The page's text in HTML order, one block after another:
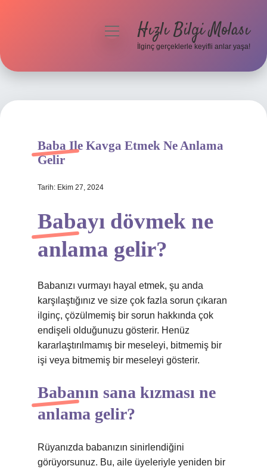
Hakkımızda
menüyüHızlı Bilgi Molası
İlginç gerçeklerle keyifli anlar yaşa!
Baba Ile Kavga Etmek Ne Anlama
Gelir
Tarih: Ekim 27, 2024
Babayı dövmek ne
anlama gelir?
Babanızı vurmayı hayal etmek, şu anda
karşılaştığınız ve size çok fazla sorun çıkaran
ilginç, çözülmemiş bir sorun hakkında çok
endişeli olduğunuzu gösterir. Henüz
kararlaştırılmamış bir meseleyi, bitmemiş bir
işi veya bitmemiş bir meseleyi gösterir.
Babanın sana kızması ne
anlama gelir?
Rüyanızda babanızın sinirlendiğini
görüyorsunuz. Bu, aile üyeleriyle yeniden bir